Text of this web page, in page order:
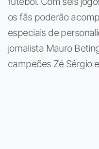
os fãs poderão
especiais de
jornalista Mauro
campeões Zé Sérgio